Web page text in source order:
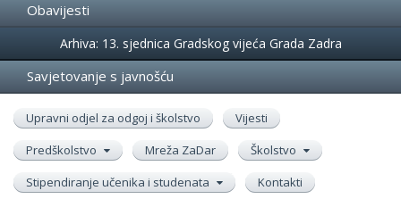
Obavijesti
Događanja
Arhiva: 13. sjednica Gradskog vijeća Grada Zadra
Savjetovanje s javnošću
Upravni odjel za odgoj i školstvo
Vijesti
Predškolstvo
Mreža ZaDar
Školstvo
Stipendiranje učenika i studenata
Kontakti